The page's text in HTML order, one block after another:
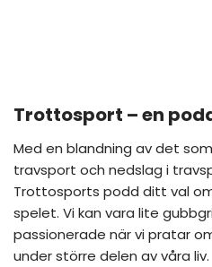
Trottosport – en
Med en blandning av det
travsport och nedslag i
Trottosports podd ditt val
spelet. Vi kan vara lite
passionerade när vi pratar
under större delen av våra liv.